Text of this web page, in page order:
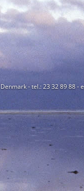
- tel.: 23 32 89 88 -